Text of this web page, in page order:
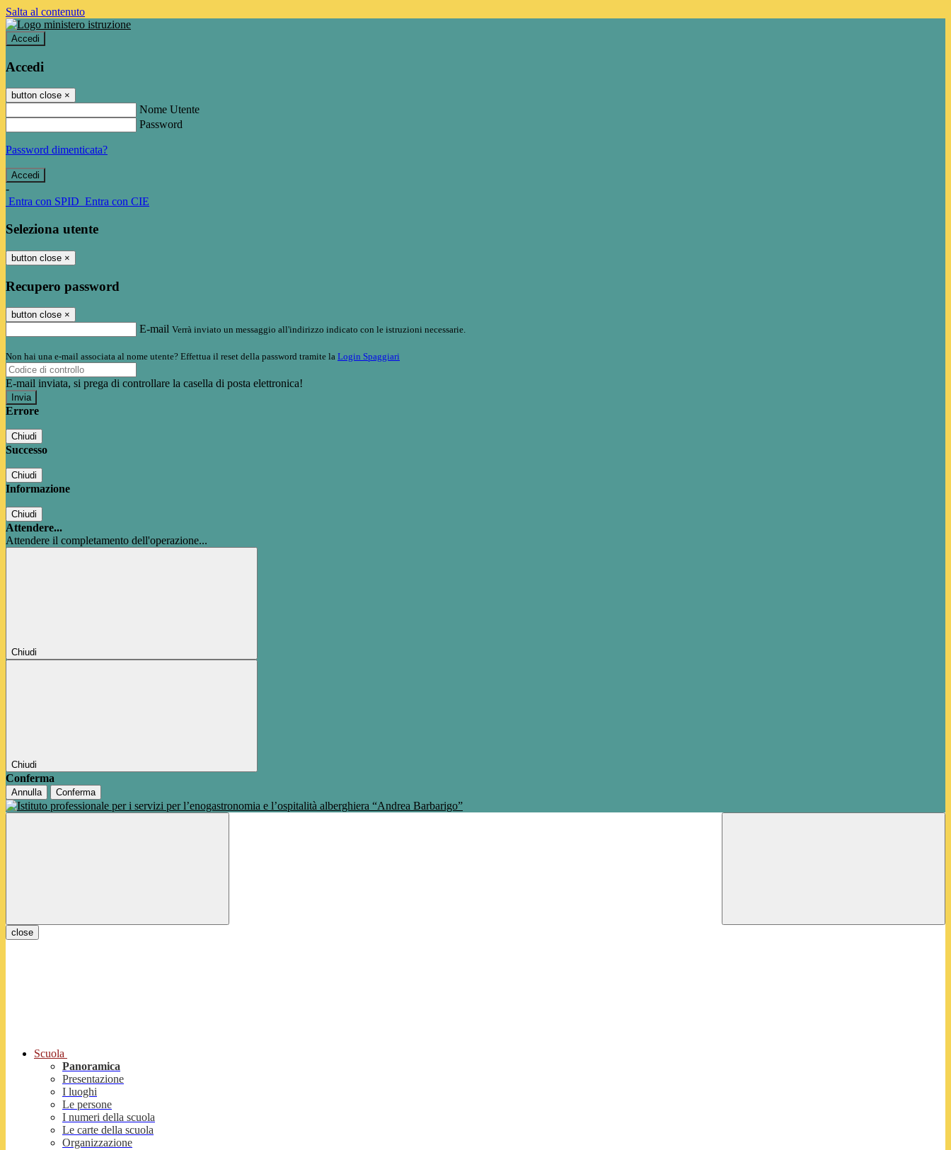
Salta al contenuto
Accedi
Accedi
button close ×
Nome Utente
Password
Password dimenticata?
-
Entra con SPID Entra con CIE
Seleziona utente
button close ×
Recupero password
button close ×
E-mail Verrà inviato un messaggio all'indirizzo indicato con le istruzioni necessarie.
Non hai una e-mail associata al nome utente? Effettua il reset della password tramite la Login Spaggiari
E-mail inviata, si prega di controllare la casella di posta elettronica!
Errore
Chiudi
Successo
Chiudi
Informazione
Chiudi
Attendere...
Attendere il completamento dell'operazione...
Chiudi
Chiudi
Conferma
Annulla Conferma
close
Scuola
Panoramica
Presentazione
I luoghi
Le persone
I numeri della scuola
Le carte della scuola
Organizzazione